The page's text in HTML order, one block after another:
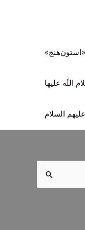
اللَه علیها
السلام